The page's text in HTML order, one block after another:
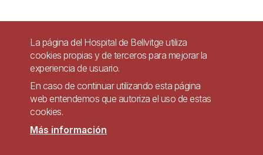
Pie
página
Contacto
Accesibilidad
Política de Privacidad de Sistemas de Videovigilancia
La página del Hospital de Bellvitge utiliza
cookies propias y de terceros para mejorar la
experiencia de usuario.
En caso de continuar utilizando esta página
web entendemos que autoriza el uso de estas
cookies.
Más información